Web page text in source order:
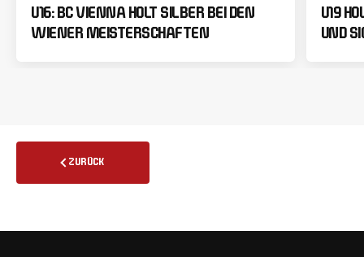
U16: BC VIENNA HOLT SILBER BEI DEN
WIENER MEISTERSCHAFTEN
U19
UND
ZURÜCK